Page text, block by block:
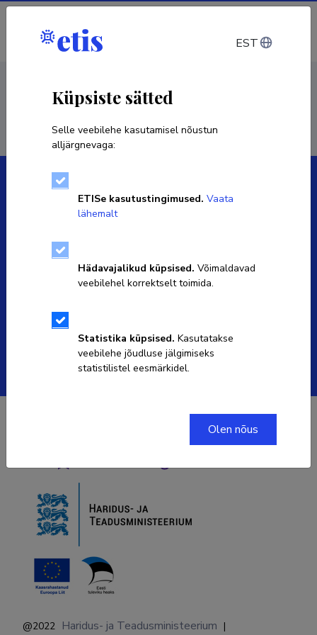
Sisene
Eesti Teadusinfosüsteemi omanik on Haridus- ja
Teadusministeerium ning igapäevaselt haldab seda SA
Eesti Teadusagentuur.
ETISe kasutajatoe kontakt
Soola 8, Tartu 51013
@2022 Haridus- ja Teadusministeerium |
EST
Küpsiste sätted
Selle veebilehe kasutamisel nõustun
alljärgnevaga:
ETISe kasutustingimused. Vaata
lähemalt
Hädavajalikud küpsised. Võimaldavad
veebilehel korrektselt toimida.
Statistika küpsised. Kasutatakse
veebilehe jõudluse jälgimiseks
statistilistel eesmärkidel.
Olen nõus